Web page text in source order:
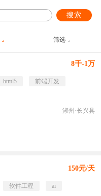
搜索
筛选
8千-1万
html5
前端开发
湖州·长兴县
150元/天
软件工程
ai